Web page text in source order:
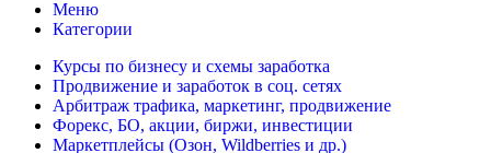
Меню
Категории
Курсы по бизнесу и схемы заработка
Продвижение и заработок в соц. сетях
Арбитраж трафика, маркетинг, продвижение
Форекс, БО, акции, биржи, инвестиции
Маркетплейсы (Озон, Wildberries и др.)